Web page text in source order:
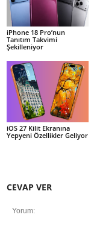
iPhone 18 Pro’nun
Tanıtım Takvimi
Şekilleniyor
iOS 27 Kilit Ekranına
Yepyeni Özellikler Geliyor
CEVAP VER